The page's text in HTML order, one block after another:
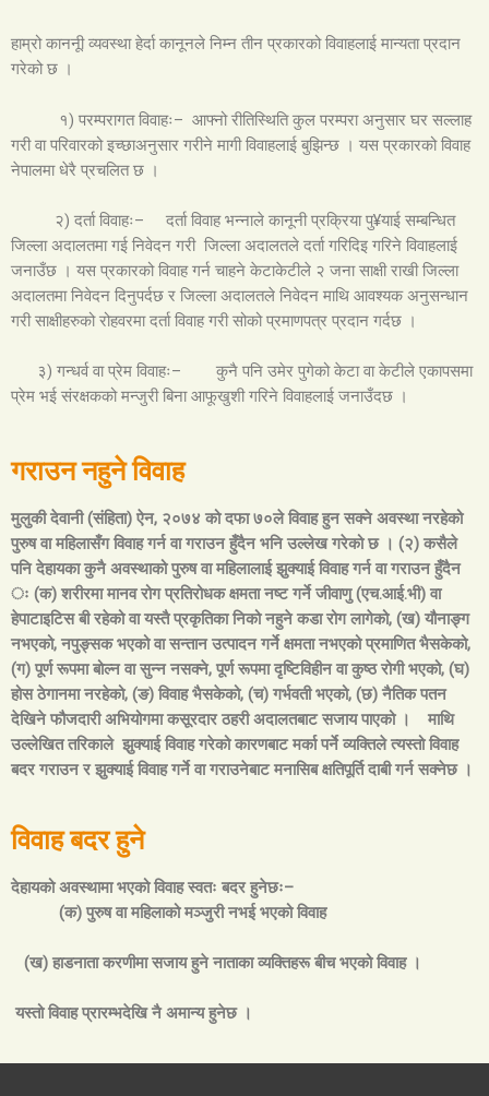
हाम्रो काननूी व्यवस्था हेर्दा कानूनले निम्न तीन प्रकारको विवाहलाई मान्यता प्रदान
गरेको छ ।
१) परम्परागत विवाहः– आफ्नो रीतिस्थिति कुल परम्परा अनुसार घर सल्लाह
गरी वा परिवारको इच्छाअनुसार गरीने मागी विवाहलाई बुझिन्छ । यस प्रकारको विवाह
नेपालमा धेरै प्रचलित छ ।
२) दर्ता विवाहः– दर्ता विवाह भन्नाले कानूनी प्रक्रिया पु¥याई सम्बन्धित
जिल्ला अदालतमा गई निवेदन गरी जिल्ला अदालतले दर्ता गरिदिइ गरिने विवाहलाई
जनाउँछ । यस प्रकारको विवाह गर्न चाहने केटाकेटीले २ जना साक्षी राखी जिल्ला
अदालतमा निवेदन दिनुपर्दछ र जिल्ला अदालतले निवेदन माथि आवश्यक अनुसन्धान
गरी साक्षीहरुको रोहवरमा दर्ता विवाह गरी सोको प्रमाणपत्र प्रदान गर्दछ ।
३) गन्धर्व वा प्रेम विवाहः– कुनै पनि उमेर पुगेको केटा वा केटीले एकापसमा
प्रेम भई संरक्षकको मन्जुरी बिना आफूखुशी गरिने विवाहलाई जनाउँदछ ।
गराउन नहुने विवाह
मुलुकी देवानी (संहिता) ऐन, २०७४ को दफा ७०लेविवाह हुन सक्ने अवस्था नरहेको
पुरुष वा महिलासँग विवाह गर्न वा गराउन हुँदैन भनि उल्लेख गरेको छ । (२) कसैले
पनि देहायका कुनै अवस्थाको पुरुष वा महिलालाई झुक्याई विवाह गर्न वा गराउन हुँदैन
ः (क) शरीरमा मानव रोग प्रतिरोधक क्षमता नष्ट गर्ने जीवाणु (एच.आई.भी) वा
हेपाटाइटिस बी रहेको वा यस्तै प्रकृतिका निको नहुने कडा रोग लागेको, (ख) यौनाङ्ग
नभएको, नपुङ्सक भएको वा सन्तान उत्पादन गर्ने क्षमता नभएको प्रमाणित भैसकेको,
(ग) पूर्ण रूपमा बोल्न वा सुन्न नसक्ने, पूर्ण रूपमा दृष्टिविहीन वा कुष्ठ रोगी भएको, (घ)
होस ठेगानमा नरहेको, (ङ) विवाह भैसकेको, (च) गर्भवती भएको, (छ) नैतिक पतन
देखिने फौजदारी अभियोगमा कसूरदार ठहरी अदालतबाट सजाय पाएको ।
माथि
उल्लेखित तरिकाले झुक्याई विवाह गरेको कारणबाट मर्का पर्ने व्यक्तिले त्यस्तो विवाह
बदर गराउन र झुक्याई विवाह गर्ने वा गराउनेबाट मनासिब क्षतिपूर्ति दाबी गर्न सक्नेछ ।
विवाह बदर हुने
देहायको अवस्थामा भएको विवाह स्वतः बदर हुनेछः–
(क) पुरुष वा महिलाको मञ्जुरी नभई भएको विवाह
(ख) हाडनाता करणीमा सजाय हुने नाताका व्यक्तिहरू बीच भएको विवाह ।
यस्तोविवाह प्रारम्भदेखि नै अमान्य हुनेछ ।